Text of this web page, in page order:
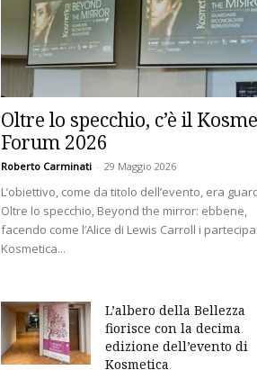
Oltre lo specchio, c’è il
Forum 2026
Roberto Carminati - 29 Maggio 2026
L’obiettivo, come da titolo dell’evento, era
Oltre lo specchio, Beyond the mirror: ebbene,
facendo come l’Alice di Lewis Carroll i
Kosmetica...
L’albero della Bellezza
fiorisce con la decima
edizione dell’evento di
Kosmetica